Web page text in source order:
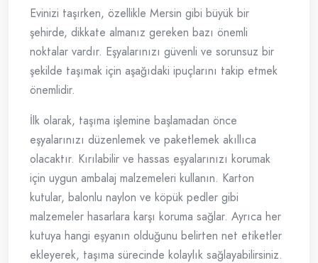
Evinizi taşırken, özellikle Mersin gibi büyük bir
şehirde, dikkate almanız gereken bazı önemli
noktalar vardır. Eşyalarınızı güvenli ve sorunsuz bir
şekilde taşımak için aşağıdaki ipuçlarını takip etmek
önemlidir.
İlk olarak, taşıma işlemine başlamadan önce
eşyalarınızı düzenlemek ve paketlemek akıllıca
olacaktır. Kırılabilir ve hassas eşyalarınızı korumak
için uygun ambalaj malzemeleri kullanın. Karton
kutular, balonlu naylon ve köpük pedler gibi
malzemeler hasarlara karşı koruma sağlar. Ayrıca her
kutuya hangi eşyanın olduğunu belirten net etiketler
ekleyerek, taşıma sürecinde kolaylık sağlayabilirsiniz.